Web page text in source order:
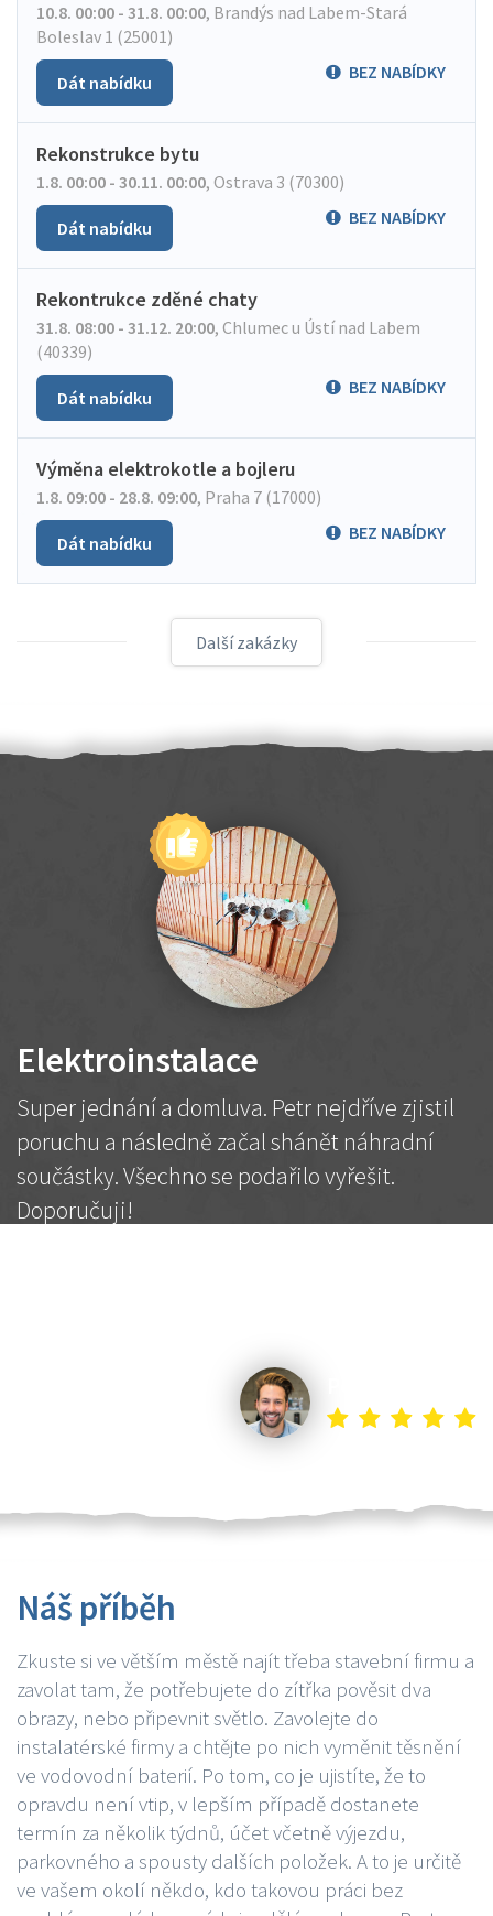
10.8. 00:00 - 31.8. 00:00, Brandýs nad Labem-Stará
Boleslav 1 (25001)
BEZ NABÍDKY
Dát nabídku
Rekonstrukce bytu
1.8. 00:00 - 30.11. 00:00, Ostrava 3 (70300)
BEZ NABÍDKY
Dát nabídku
Rekontrukce zděné chaty
31.8. 08:00 - 31.12. 20:00, Chlumec u Ústí nad Labem
(40339)
BEZ NABÍDKY
Dát nabídku
Výměna elektrokotle a bojleru
1.8. 09:00 - 28.8. 09:00, Praha 7 (17000)
BEZ NABÍDKY
Dát nabídku
Další zakázky
Elektroinstalace
Super jednání a domluva. Petr nejdříve zjistil
poruchu a následně začal shánět náhradní
součástky. Všechno se podařilo vyřešit.
Doporučuji!
Náš příběh
Zkuste si ve větším městě najít třeba stavební firmu a
zavolat tam, že potřebujete do zítřka pověsit dva
obrazy, nebo připevnit světlo. Zavolejte do
instalatérské firmy a chtějte po nich vyměnit těsnění
ve vodovodní baterií. Po tom, co je ujistíte, že to
opravdu není vtip, v lepším případě dostanete
termín za několik týdnů, účet včetně výjezdu,
parkovného a spousty dalších položek. A to je určitě
ve vašem okolí někdo, kdo takovou práci bez